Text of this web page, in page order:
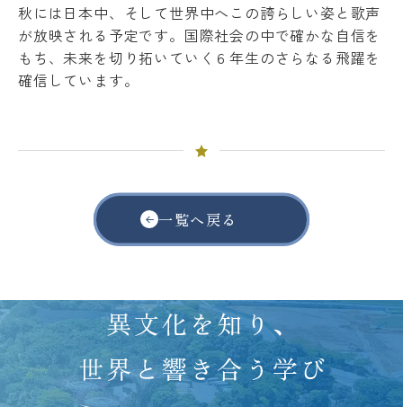
秋には日本中、そして世界中へこの誇らしい姿と歌声
が放映される予定です。国際社会の中で確かな自信を
もち、未来を切り拓いていく６年生のさらなる飛躍を
確信しています。
一覧へ戻る